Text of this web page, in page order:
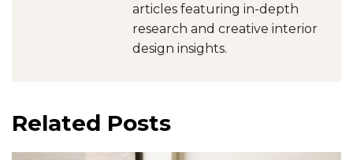
articles featuring in-depth
research and creative interior
design insights.
Related Posts